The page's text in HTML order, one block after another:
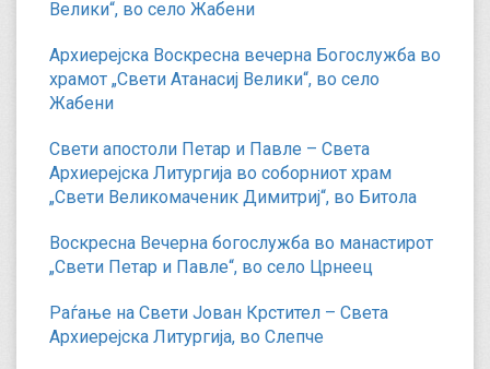
Велики“, во село Жабени
Архиерејска Воскресна вечерна Богослужба во
храмот „Свети Атанасиј Велики“, во село
Жабени
Свети апостоли Петар и Павле – Света
Архиерејска Литургија во соборниот храм
„Свети Великомаченик Димитриј“, во Битола
Воскресна Вечерна богослужба во манастирот
„Свети Петар и Павле“, во село Црнеец
Раѓање на Свети Јован Крстител – Света
Архиерејска Литургија, во Слепче